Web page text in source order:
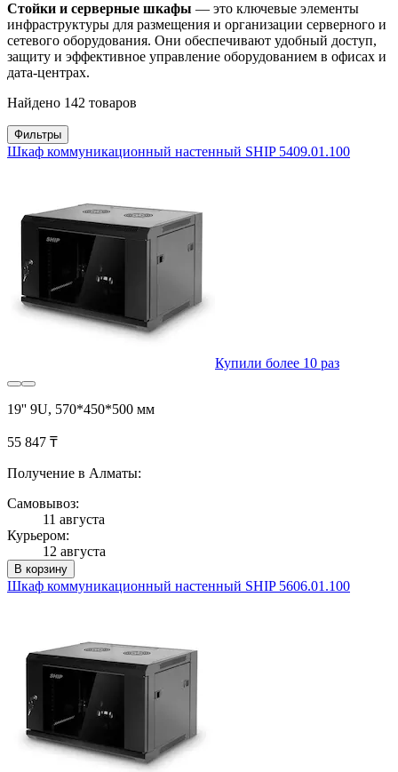
Стойки и серверные шкафы — это ключевые элементы
инфраструктуры для размещения и организации серверного и
сетевого оборудования. Они обеспечивают удобный доступ,
защиту и эффективное управление оборудованием в офисах и
дата-центрах.
Найдено 142 товаров
Фильтры
Шкаф коммуникационный настенный SHIP 5409.01.100
Купили более 10 раз
19'' 9U, 570*450*500 мм
55 847 ₸
Получение в Алматы:
Самовывоз:
11 августа
Курьером:
12 августа
В корзину
Шкаф коммуникационный настенный SHIP 5606.01.100